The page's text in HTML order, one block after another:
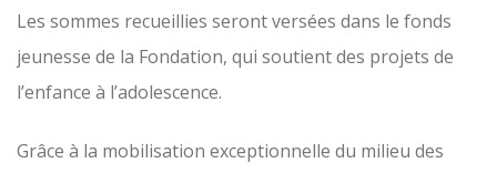
Les sommes recueillies seront versées dans le fonds
jeunesse de la Fondation, qui soutient des projets de
l’enfance à l’adolescence.
Grâce à la mobilisation exceptionnelle du milieu des